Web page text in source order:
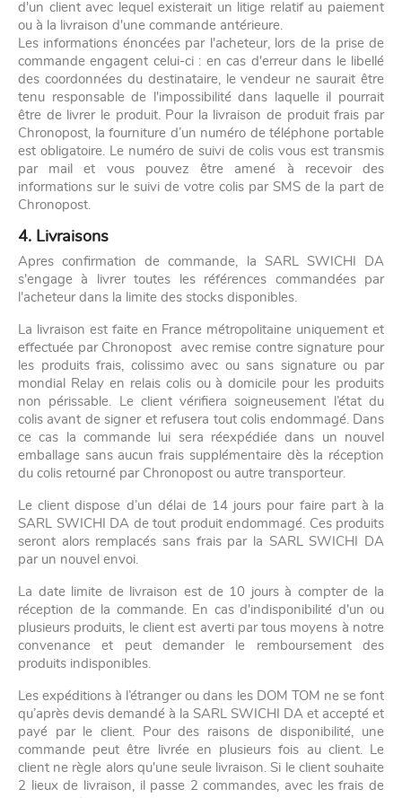
d'un client avec lequel existerait un litige relatif au paiement
ou à la livraison d'une commande antérieure.
Les informations énoncées par l'acheteur, lors de la prise de
commande engagent celui-ci : en cas d'erreur dans le libellé
des coordonnées du destinataire, le vendeur ne saurait être
tenu responsable de l'impossibilité dans laquelle il pourrait
être de livrer le produit. Pour la livraison de produit frais par
Chronopost, la fourniture d’un numéro de téléphone portable
est obligatoire. Le numéro de suivi de colis vous est transmis
par mail et vous pouvez être amené à recevoir des
informations sur le suivi de votre colis par SMS de la part de
Chronopost.
4. Livraisons
Apres confirmation de commande, la SARL SWICHI DA
s'engage à livrer toutes les références commandées par
l'acheteur dans la limite des stocks disponibles.
La livraison est faite en France métropolitaine uniquement et
effectuée par Chronopost avec remise contre signature pour
les produits frais, colissimo avec ou sans signature ou par
mondial Relay en relais colis ou à domicile pour les produits
non périssable. Le client vérifiera soigneusement l’état du
colis avant de signer et refusera tout colis endommagé. Dans
ce cas la commande lui sera réexpédiée dans un nouvel
emballage sans aucun frais supplémentaire dès la réception
du colis retourné par Chronopost ou autre transporteur.
Le client dispose d’un délai de 14 jours pour faire part à la
SARL SWICHI DA de tout produit endommagé. Ces produits
seront alors remplacés sans frais par la SARL SWICHI DA
par un nouvel envoi.
La date limite de livraison est de 10 jours à compter de la
réception de la commande. En cas d'indisponibilité d'un ou
plusieurs produits, le client est averti par tous moyens à notre
convenance et peut demander le remboursement des
produits indisponibles.
Les expéditions à l’étranger ou dans les DOM TOM ne se font
qu’après devis demandé à la SARL SWICHI DA et accepté et
payé par le client. Pour des raisons de disponibilité, une
commande peut être livrée en plusieurs fois au client. Le
client ne règle alors qu'une seule livraison. Si le client souhaite
2 lieux de livraison, il passe 2 commandes, avec les frais de